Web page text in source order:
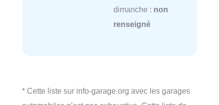
dimanche : non
renseigné
* Cette liste sur info-garage.org avec les garages